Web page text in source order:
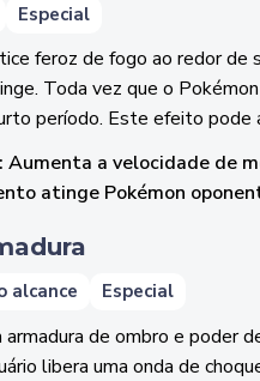
Especial
feroz de fogo ao redor de
Toda vez que o
período. Este efeito pode
Aumenta a velocidade de
atinge Pokémon
alcance Especial
armadura de ombro e poder
libera uma onda de